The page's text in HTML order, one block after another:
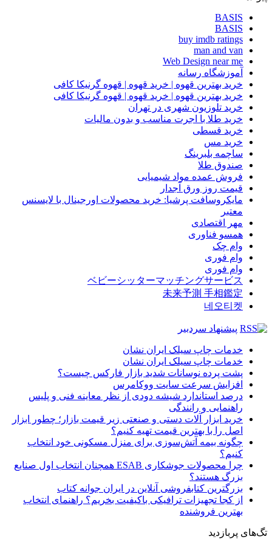
BASIS
BASIS
buy imdb ratings
man and van
Web Design near me
آموزشگاه رسانه
خرید بهترین قهوه | خرید قهوه | قهوه گرنیکا کافی
خرید بهترین قهوه | خرید قهوه | قهوه گرنیکا کافی
خرید تلوزیون شهری در تهران
خرید طلا با اجرت مناسب و بدون مالیات
خرید قسطی
خرید مس
ساچمه بلبرینگ
صندوق طلا
فروش عمده مواد شیمیایی
قیمت روز ورق آجدار
مایکروسافت پرشیا: خرید محصولات اورجینال با لایسنس
معتبر
مهر اقتصادی
همسو فناوری
وام چک
وام فوری
وام فوری
ベビーシッターマッチングサービス
未来予測 手相鑑定
네오티켓
پیشنهاد سردبیر
خدمات چاپ سیلک ایران نشان
خدمات چاپ سیلک ایران نشان
پشت پرده نوسانات شدید بازار فارکس چیست؟
افزایش سرعت سایت ووکامرس
درصد استاندارد شیشه دودی از نظر معاینه فنی و پلیس
راهنمایی و رانندگی
خرید ابزار آلات دستی و صنعتی زیر قیمت بازار؛ چطور ابزار
اصل را با بهترین قیمت تهیه کنیم؟
چگونه بیمه آتش‌سوزی برای منزل مسکونی خود انتخاب
کنیم؟
چرا محصولات جوشکاری ESAB همچنان انتخاب اول صنایع
بزرگ هستند؟
بزرگترین کتابفروشی آنلاین در ایران جوانه کتاب
از کجا تجهیزات ترافیکی باکیفیت بخریم؟ راهنمای انتخاب
بهترین فروشنده
تگ‌های پربازدید